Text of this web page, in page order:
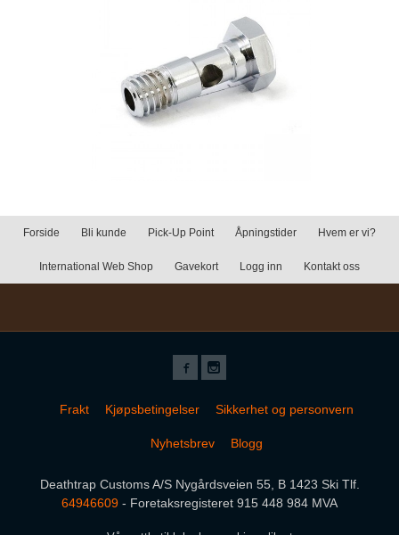
Forside Bli kunde Pick-Up Point Åpningstider Hvem er vi?
International Web Shop Gavekort Logg inn Kontakt oss
Frakt Kjøpsbetingelser Sikkerhet og personvern
Nyhetsbrev Blogg
Deathtrap Customs A/S Nygårdsveien 55, B 1423 Ski Tlf.
64946609 - Foretaksregisteret 915 448 984 MVA